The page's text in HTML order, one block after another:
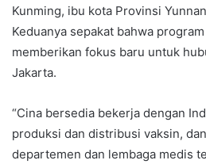
Kunming, ibu kota Provinsi
Keduanya sepakat bahwa
memberikan fokus baru untuk
Jakarta.
“Cina bersedia bekerja dengan
produksi dan distribusi vaksin,
departemen dan lembaga medis